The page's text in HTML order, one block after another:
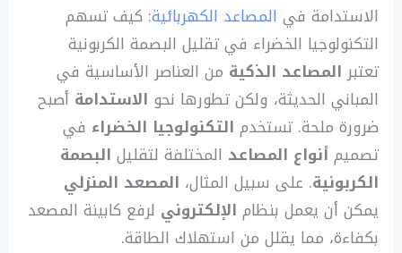
الاستدامة في المصاعد الكهربائية: كيف تسهم
التكنولوجيا الخضراء في تقليل البصمة الكربونية
تعتبر المصاعد الذكية من العناصر الأساسية في
المباني الحديثة، ولكن تطورها نحو الاستدامة أصبح
ضرورة ملحة. تستخدم التكنولوجيا الخضراء في
تصميم أنواع المصاعد المختلفة لتقليل البصمة
الكربونية. على سبيل المثال، المصعد المنزلي
يمكن أن يعمل بنظام الإلكتروني لرفع كابينة المصعد
بكفاءة، مما يقلل من استهلاك الطاقة.